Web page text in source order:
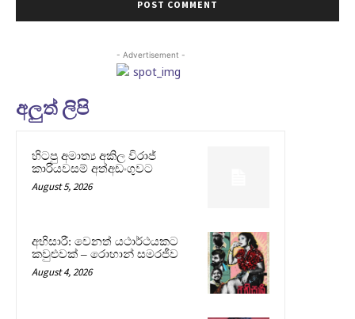
- Advertisement -
අලුත් ලිපි
හිටපු අමාත්‍ය අකිල විරාජ්
කාරියවසම් අත්අඩංගුවට
August 5, 2026
අභිසාරී: වෙනත් යථාර්ථයකට
කවුළුවක් – රොහාන් සමරජීව
August 4, 2026